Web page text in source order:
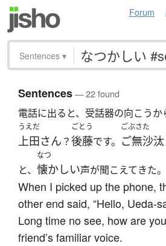
Forum
Sentences ▾
Sentences— 22 found
電話に出ると、受話器の向こうか
うえだ
上田さん ？
ごとう
後藤です。
ごぶさた
ご無沙
と、
なつ
懐かしい声が聞こえてき
When I picked up the phone,
other end said, “Hello, Ueda-
Long time no see, how are
friend’s familiar voice.